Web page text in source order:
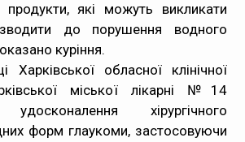
продукти, які можуть викликати
до порушення водного
куріння.
Харківської обласної клінічної
міської лікарні №14
хірургічного
форм глаукоми, застосовуючи